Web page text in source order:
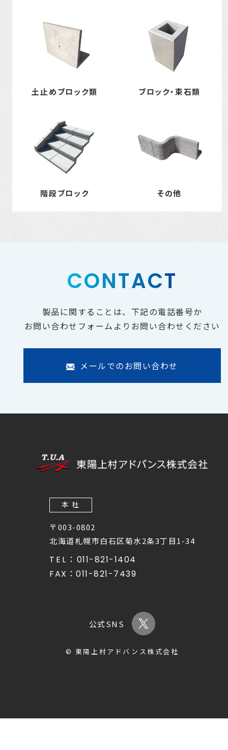
土止めブロック類 ブロック・束石類
階段ブロック その他
CONTACT
製品に関することは、下記の電話番号か
お問い合わせフォームよりお問い合わせください
メールでのお問い合わせ
本 社
〒003-0802
北海道札幌市白石区菊水2条3丁目1-34
TEL： 011-821-1404
FAX： 011-821-7439
公式SNS
© 東陽上村アドバンス株式会社